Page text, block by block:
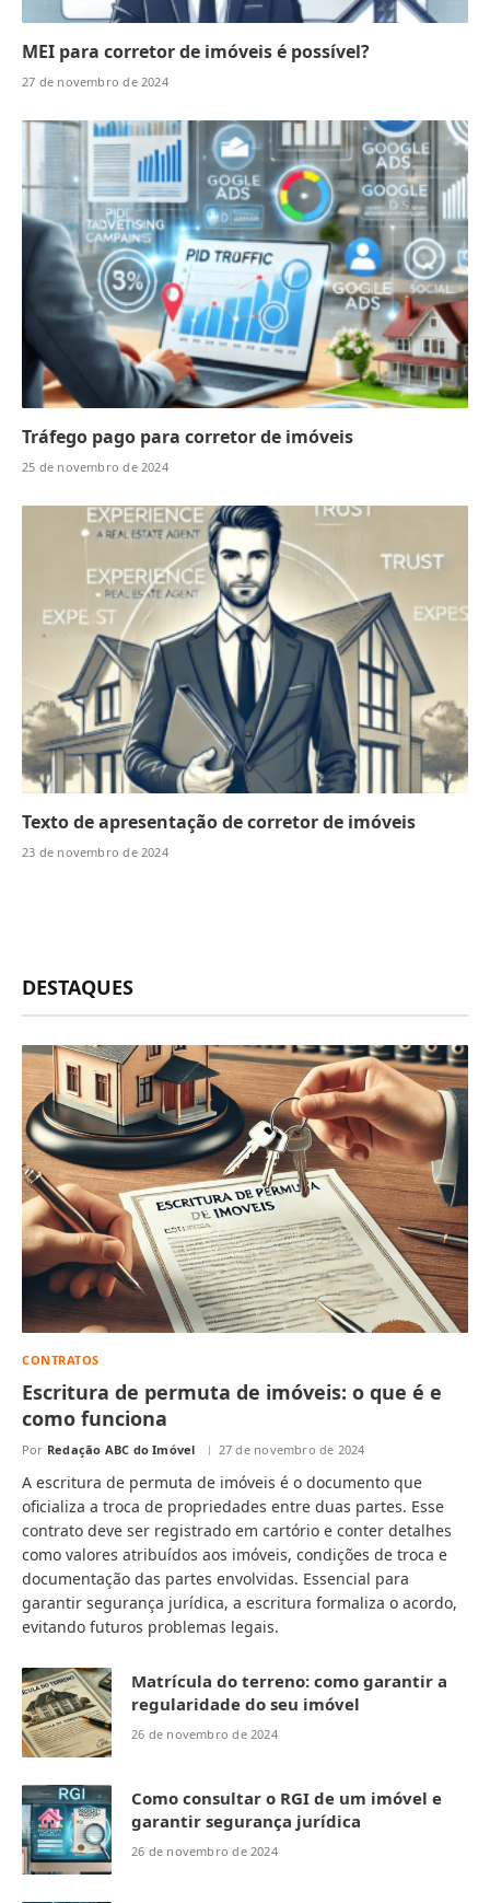
MEI para corretor de imóveis é possível?
27 de novembro de 2024
Tráfego pago para corretor de imóveis
25 de novembro de 2024
Texto de apresentação de corretor de imóveis
23 de novembro de 2024
DESTAQUES
CONTRATOS
Escritura de permuta de imóveis: o que é e
como funciona
Por Redação ABC do Imóvel 27 de novembro de 2024
A escritura de permuta de imóveis é o documento que
oficializa a troca de propriedades entre duas partes. Esse
contrato deve ser registrado em cartório e conter detalhes
como valores atribuídos aos imóveis, condições de troca e
documentação das partes envolvidas. Essencial para
garantir segurança jurídica, a escritura formaliza o acordo,
evitando futuros problemas legais.
Matrícula do terreno: como garantir a
regularidade do seu imóvel
26 de novembro de 2024
Como consultar o RGI de um imóvel e
garantir segurança jurídica
26 de novembro de 2024